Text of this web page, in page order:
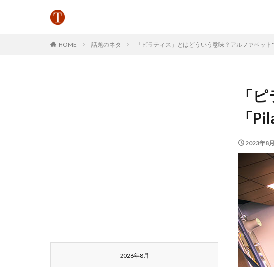
HOME 話題のネタ 「ピラティス」とはどういう意味？アルファベット
「
「
2023年8
2026年8月